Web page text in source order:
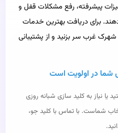
پیشرفته، رفع مشکلات قفل و
برای دریافت بهترین خدمات
غرب سر بزنید و از پشتیبانی
شما در اولویت است
یا نیاز به کلید سازی شبانه‌ روزی
شماست. با تماس با کلید جو،